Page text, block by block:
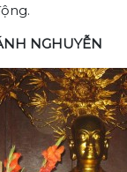
NGHUYỄN